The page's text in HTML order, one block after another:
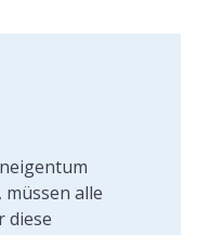
alle
diese